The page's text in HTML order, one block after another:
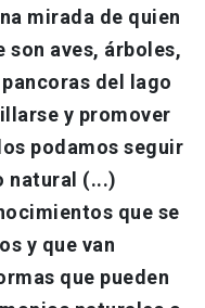
mirada de quien
son aves, árboles,
del lago
y promover
podamos seguir
natural (...)
que se
y que van
que pueden